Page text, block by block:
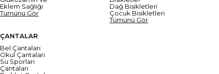
Eklem Sağlığı
Tümünü Gör
Dağ Bisikletleri
Çocuk Bisikletleri
Tümünü Gör
ÇANTALAR
Bel Çantaları
Okul Çantaları
Su Sporları
Çantaları